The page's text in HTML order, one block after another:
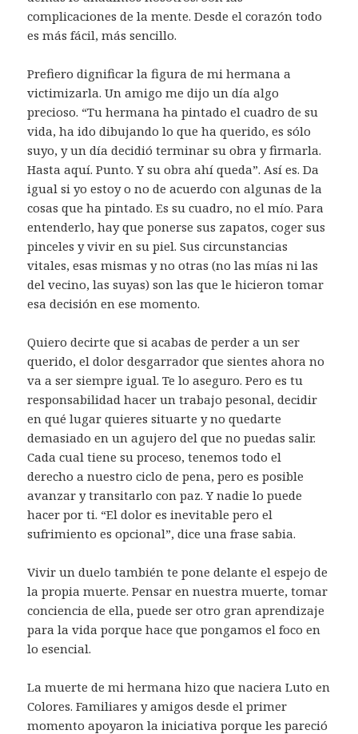
complicaciones de la mente. Desde el corazón todo
es más fácil, más sencillo.
Prefiero dignificar la figura de mi hermana a
victimizarla. Un amigo me dijo un día algo
precioso. “Tu hermana ha pintado el cuadro de su
vida, ha ido dibujando lo que ha querido, es sólo
suyo, y un día decidió terminar su obra y firmarla.
Hasta aquí. Punto. Y su obra ahí queda”. Así es. Da
igual si yo estoy o no de acuerdo con algunas de la
cosas que ha pintado. Es su cuadro, no el mío. Para
entenderlo, hay que ponerse sus zapatos, coger sus
pinceles y vivir en su piel. Sus circunstancias
vitales, esas mismas y no otras (no las mías ni las
del vecino, las suyas) son las que le hicieron tomar
esa decisión en ese momento.
Quiero decirte que si acabas de perder a un ser
querido, el dolor desgarrador que sientes ahora no
va a ser siempre igual. Te lo aseguro. Pero es tu
responsabilidad hacer un trabajo pesonal, decidir
en qué lugar quieres situarte y no quedarte
demasiado en un agujero del que no puedas salir.
Cada cual tiene su proceso, tenemos todo el
derecho a nuestro ciclo de pena, pero es posible
avanzar y transitarlo con paz. Y nadie lo puede
hacer por ti. “El dolor es inevitable pero el
sufrimiento es opcional”, dice una frase sabia.
Vivir un duelo también te pone delante el espejo de
la propia muerte. Pensar en nuestra muerte, tomar
conciencia de ella, puede ser otro gran aprendizaje
para la vida porque hace que pongamos el foco en
lo esencial.
La muerte de mi hermana hizo que naciera Luto en
Colores. Familiares y amigos desde el primer
momento apoyaron la iniciativa porque les pareció